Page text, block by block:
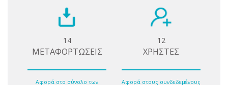
14
ΜΕΤΑΦΟΡΤΩΣΕΙΣ
Αφορά στο σύνολο των
12
ΧΡΗΣΤΕΣ
Αφορά στους συνδεδεμένους